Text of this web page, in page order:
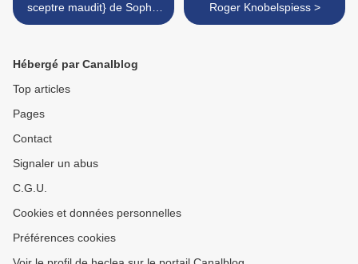
sceptre maudit} de Sophie
Audouin-Mamikonian
Roger Knobelspiess >
Hébergé par Canalblog
Top articles
Pages
Contact
Signaler un abus
C.G.U.
Cookies et données personnelles
Préférences cookies